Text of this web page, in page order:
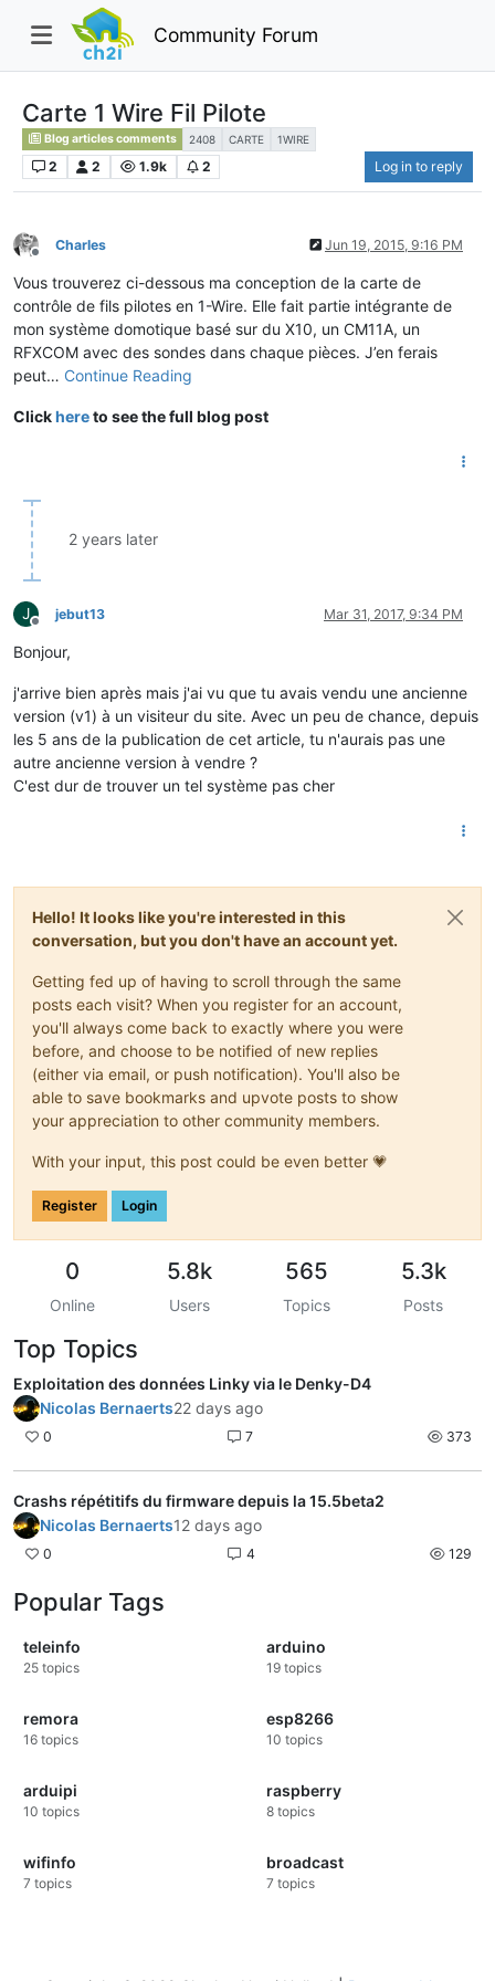
Community Forum
Carte 1 Wire Fil Pilote
Blog articles comments 2408 CARTE 1WIRE
2 2 1.9k 2 Log in to reply
Offline
Charles Jun 19, 2015, 9:16 PM
Vous trouverez ci-dessous ma conception de la carte de
contrôle de fils pilotes en 1-Wire. Elle fait partie intégrante de
mon système domotique basé sur du X10, un CM11A, un
RFXCOM avec des sondes dans chaque pièces. J’en ferais
peut… Continue Reading
Clickhereto see the full blog post
2 years later
J
Offline
jebut13 Mar 31, 2017, 9:34 PM
Bonjour,
j'arrive bien après mais j'ai vu que tu avais vendu une ancienne
version (v1) à un visiteur du site. Avec un peu de chance, depuis
les 5 ans de la publication de cet article, tu n'aurais pas une
autre ancienne version à vendre ?
C'est dur de trouver un tel système pas cher
Hello! It looks like you're interested in this
conversation, but you don't have an account yet.
Getting fed up of having to scroll through the same
posts each visit? When you register for an account,
you'll always come back to exactly where you were
before, and choose to be notified of new replies
(either via email, or push notification). You'll also be
able to save bookmarks and upvote posts to show
your appreciation to other community members.
With your input, this post could be even better 💗
Register Login
0
Online
5.8k
Users
565
Topics
5.3k
Posts
Top Topics
Exploitation des données Linky via le Denky-D4
Nicolas Bernaerts22 days ago
0 7 373
Crashs répétitifs du firmware depuis la 15.5beta2
Nicolas Bernaerts12 days ago
0 4 129
Popular Tags
teleinfo
25 topics
arduino
19 topics
remora
16 topics
esp8266
10 topics
arduipi
10 topics
raspberry
8 topics
wifinfo
7 topics
broadcast
7 topics